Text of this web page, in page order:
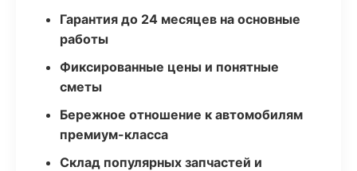
Гарантия до 24 месяцев на основные
работы
Фиксированные цены и понятные
сметы
Бережное отношение к автомобилям
премиум-класса
Склад популярных запчастей и